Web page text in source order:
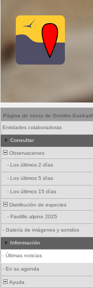
Página de inicio de Ornitho Euskadi
Entidades colaboradoras
Consultar
Observaciones
- Los últimos 2 días
- Los últimos 5 días
- Los últimos 15 días
Distribución de especies
- Pardillo alpino 2025
- Galería de imágenes y sonidos
Información
- Últimas noticias
- En su agenda
Ayuda